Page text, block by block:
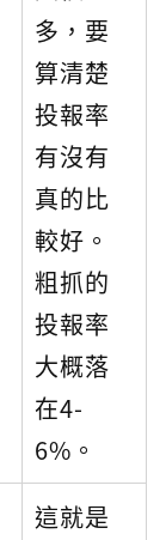
多，要
算清楚
投報率
有沒有
真的比
較好。
粗抓的
投報率
大概落
在4-
6%。
這就是